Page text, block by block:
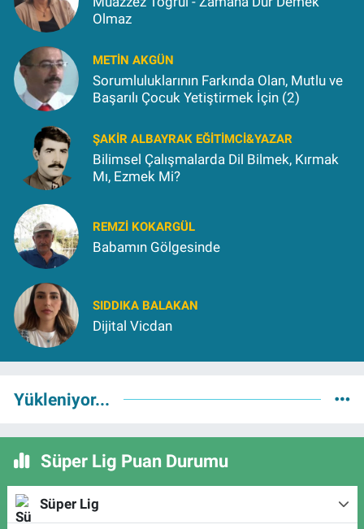
Olmaz
METIN AKGÜN
Sorumluluklarının Farkında Olan, Mutlu ve
Başarılı Çocuk Yetiştirmek İçin (2)
ŞAKIR ALBAYRAK EĞITIMCI&YAZAR
Bilimsel Çalışmalarda Dil Bilmek, Kırmak
Mı, Ezmek Mi?
REMZI KOKARGÜL
Babamın Gölgesinde
SIDDIKA BALAKAN
Dijital Vicdan
Yükleniyor...
Süper Lig Puan Durumu
Süper Lig